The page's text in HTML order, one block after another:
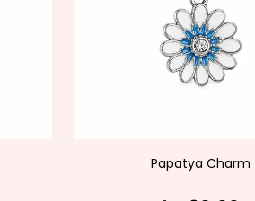
Papatya Charm